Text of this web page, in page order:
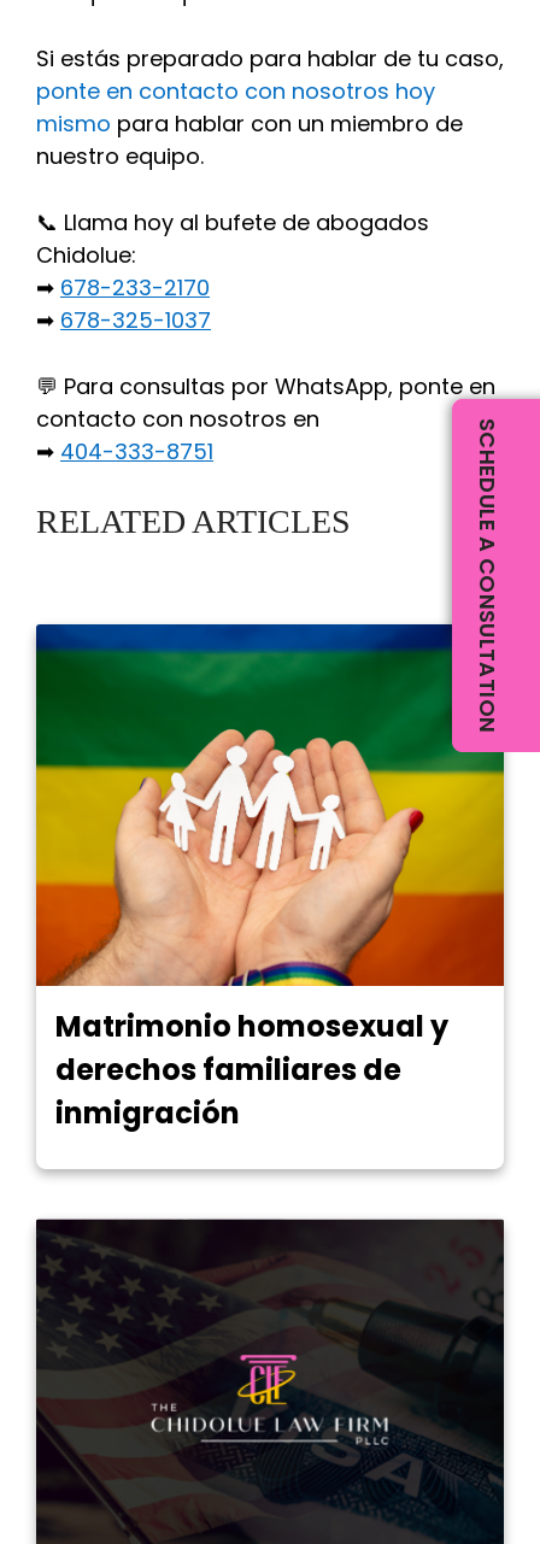
Si estás preparado para hablar de tu caso,
ponte en contacto con nosotros hoy
mismo para hablar con un miembro de
nuestro equipo.
📞 Llama hoy al bufete de abogados
Chidolue:
➡ 678-233-2170
➡ 678-325-1037
💬 Para consultas por WhatsApp, ponte en
contacto con nosotros en
➡ 404-333-8751
RELATED ARTICLES
Matrimonio homosexual y
derechos familiares de
inmigración
SCHEDULE A CONSULTATION